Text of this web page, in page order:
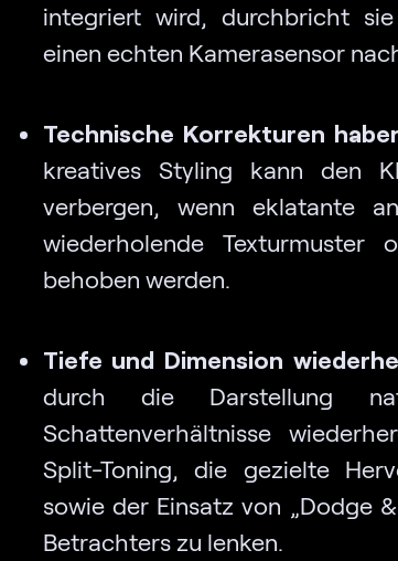
integriert wird, durchbricht
einen echten Kamerasensor
Technische Korrekturen
kreatives Styling kann den
verbergen, wenn eklatante
wiederholende Texturmuster
behoben werden.
Tiefe und Dimension
durch die Darstellung
Schattenverhältnisse
Split-Toning, die gezielte
sowie der Einsatz von „Dodge
Betrachters zu lenken.